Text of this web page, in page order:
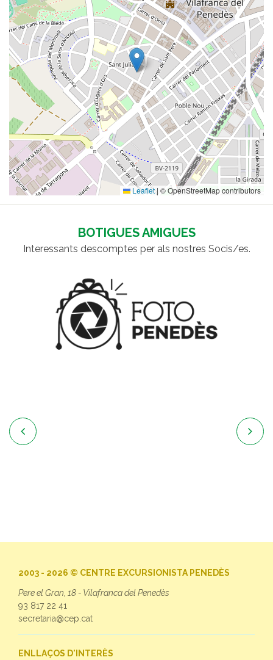
Leaflet| © OpenStreetMap contributors
BOTIGUES AMIGUES
Interessants descomptes per als nostres Socis/es.
 
2003 - 2026 © CENTRE EXCURSIONISTA PENEDÈS
Pere el Gran, 18 - Vilafranca del Penedès
93 817 22 41
secretaria@cep.cat
ENLLAÇOS D'INTERÈS